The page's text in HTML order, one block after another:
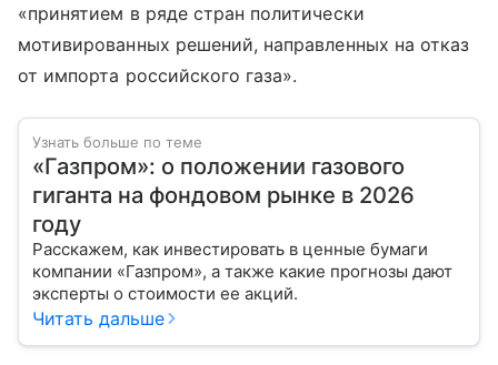
«принятием в ряде стран политически
мотивированных решений, направленных на отказ
от импорта российского газа».
Узнать больше по теме
«Газпром»: о положении газового
гиганта на фондовом рынке в 2026
году
Расскажем, как инвестировать в ценные бумаги
компании «Газпром», а также какие прогнозы дают
эксперты о стоимости ее акций.
Читать дальше